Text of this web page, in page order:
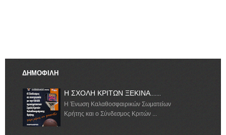
ΔΗΜΟΦΙΛΗ
Η ΣΧΟΛΗ ΚΡΙΤΩΝ ΞΕΚΙΝΑ.......
Η Ένωση Καλαθοσφαιρικών Σωματείων
Κρήτης και ο Σύνδεσμος Κριτών ...